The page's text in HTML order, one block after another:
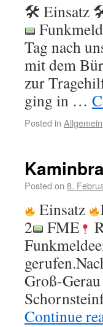
🛠 Einsatz
Tag nach
mit dem
zur
ging in …
Posted in Allgemein
Posted on 8.
Einsatz
2
FME
Groß-
Continue